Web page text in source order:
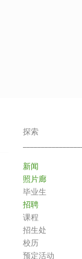
探索
新闻
照片廊
毕业生
招聘
课程
招生处
校历
预定活动